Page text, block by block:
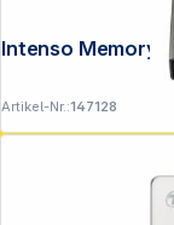
Artikel-Nr.:147128